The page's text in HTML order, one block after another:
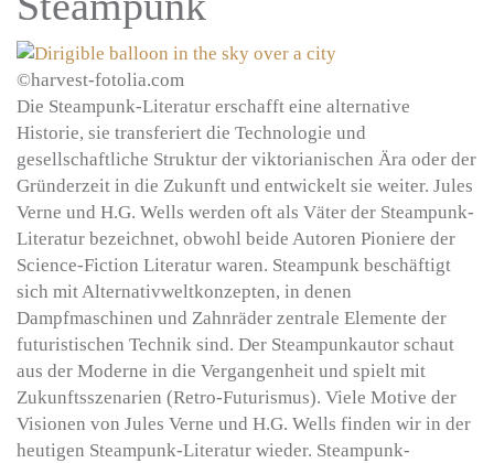
©harvest-fotolia.com
Die Steampunk-Literatur erschafft eine alternative
Historie, sie transferiert die Technologie und
gesellschaftliche Struktur der viktorianischen Ära oder der
Gründerzeit in die Zukunft und entwickelt sie weiter. Jules
Verne und H.G. Wells werden oft als Väter der Steampunk-
Literatur bezeichnet, obwohl beide Autoren Pioniere der
Science-Fiction Literatur waren. Steampunk beschäftigt
sich mit Alternativweltkonzepten, in denen
Dampfmaschinen und Zahnräder zentrale Elemente der
futuristischen Technik sind. Der Steampunkautor schaut
aus der Moderne in die Vergangenheit und spielt mit
Zukunftsszenarien (Retro-Futurismus). Viele Motive der
Visionen von Jules Verne und H.G. Wells finden wir in der
heutigen Steampunk-Literatur wieder. Steampunk-